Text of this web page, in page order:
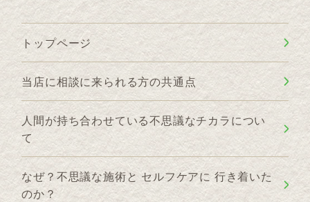
トップページ
当店に相談に来られる方の共通点
人間が持ち合わせている不思議なチカラについ
て
なぜ？不思議な施術と セルフケアに 行き着いた
のか？